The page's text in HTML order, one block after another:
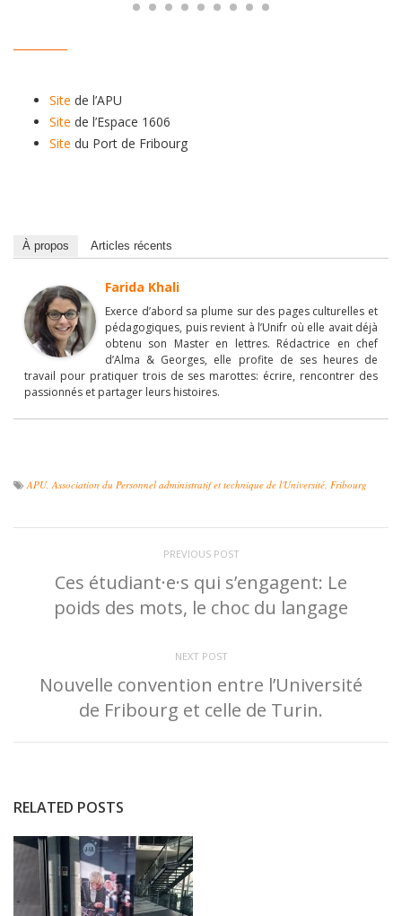
Site de l’APU
Site de l’Espace 1606
Site du Port de Fribourg
À propos Articles récents
Farida Khali
Exerce d’abord sa plume sur des pages culturelles et
pédagogiques, puis revient à l’Unifr où elle avait déjà
obtenu son Master en lettres. Rédactrice en chef
d’Alma & Georges, elle profite de ses heures de
travail pour pratiquer trois de ses marottes: écrire, rencontrer des
passionnés et partager leurs histoires.
APU, Association du Personnel administratif et technique de l'Université Fribourg
PREVIOUS POST
Ces étudiant·e·s qui s’engagent: Le
poids des mots, le choc du langage
NEXT POST
Nouvelle convention entre l’Université
de Fribourg et celle de Turin.
RELATED POSTS